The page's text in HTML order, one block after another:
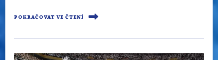
POKRAČOVAT VE ČTENÍ